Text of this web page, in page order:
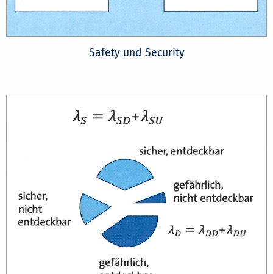
Safety und Security